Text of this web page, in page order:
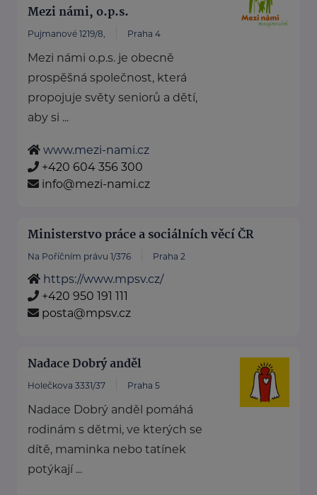
Mezi námi, o.p.s.
Pujmanové 1219/8, Praha 4
Mezi námi o.p.s. je obecně
prospěšná společnost, která
propojuje světy seniorů a dětí,
aby si ...
www.mezi-nami.cz
+420 604 356 300
info@mezi-nami.cz
Ministerstvo práce a sociálních věcí ČR
Na Poříčním právu 1/376 Praha 2
https://www.mpsv.cz/
+420 950 191 111
posta@mpsv.cz
Nadace Dobrý anděl
Holečkova 3331/37 Praha 5
Nadace Dobrý anděl pomáhá
rodinám s dětmi, ve kterých se
dítě, maminka nebo tatínek
potýkají ...